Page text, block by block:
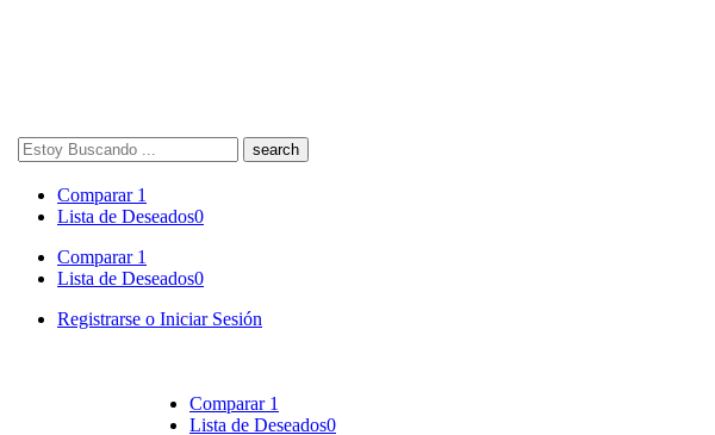
Search
here
Comparar 1
Lista de Deseados0
Comparar 1
Lista de Deseados0
Registrarse o Iniciar Sesión
Comparar 1
Lista de Deseados0